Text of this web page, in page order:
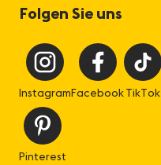
Folgen Sie uns
InstagramFacebookTikTok
Pinterest